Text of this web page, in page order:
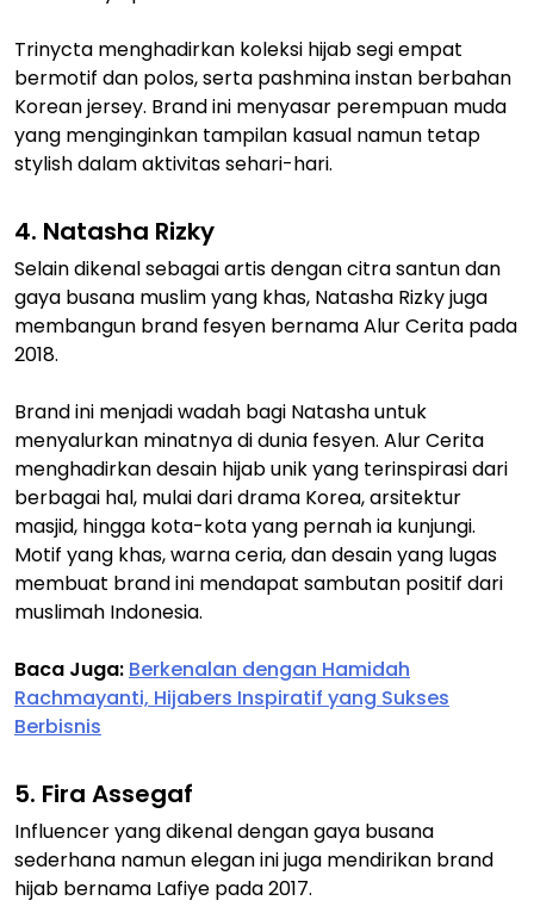
Trinycta menghadirkan koleksi hijab segi empat
bermotif dan polos, serta pashmina instan berbahan
Korean jersey. Brand ini menyasar perempuan muda
yang menginginkan tampilan kasual namun tetap
stylish dalam aktivitas sehari-hari.
4. Natasha Rizky
Selain dikenal sebagai artis dengan citra santun dan
gaya busana muslim yang khas, Natasha Rizky juga
membangun brand fesyen bernama Alur Cerita pada
2018.
Brand ini menjadi wadah bagi Natasha untuk
menyalurkan minatnya di dunia fesyen. Alur Cerita
menghadirkan desain hijab unik yang terinspirasi dari
berbagai hal, mulai dari drama Korea, arsitektur
masjid, hingga kota-kota yang pernah ia kunjungi.
Motif yang khas, warna ceria, dan desain yang lugas
membuat brand ini mendapat sambutan positif dari
muslimah Indonesia.
Baca Juga: Berkenalan dengan Hamidah
Rachmayanti, Hijabers Inspiratif yang Sukses
Berbisnis
5. Fira Assegaf
Influencer yang dikenal dengan gaya busana
sederhana namun elegan ini juga mendirikan brand
hijab bernama Lafiye pada 2017.